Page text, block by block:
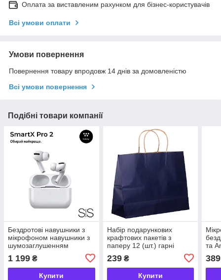
Оплата за виставленим рахунком для бізнес-користувачів
Всі умови оплати
Умови повернення
Повернення товару впродовж 14 днів за домовленістю
Всі умови повернення
Подібні товари компанії
Бездротові навушники з
мікрофоном навушники з
шумозаглушенням
bluetooth гарнітура SAP2L
1 199 ₴
Купити
Набір подарункових
крафтових пакетів з
паперу 12 (шт.) гарні
31×12×25 (см) Чорний HP-
10359-2B
239₴
Купити
та
389